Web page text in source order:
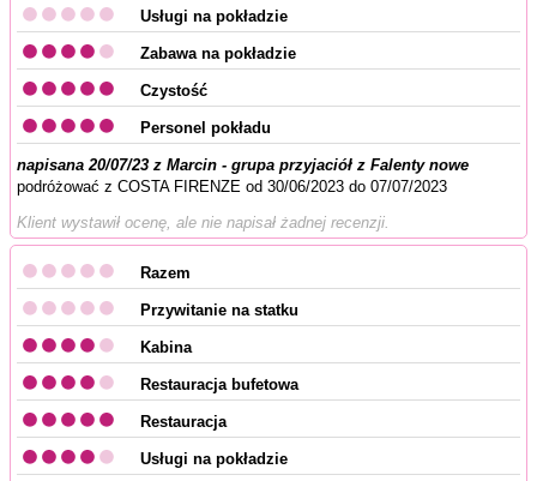
Usługi na pokładzie
Zabawa na pokładzie
Czystość
Personel pokładu
napisana 20/07/23 z Marcin - grupa przyjaciół z Falenty nowe
podróżować z COSTA FIRENZE od 30/06/2023 do 07/07/2023
Klient wystawił ocenę, ale nie napisał żadnej recenzji.
Razem
Przywitanie na statku
Kabina
Restauracja bufetowa
Restauracja
Usługi na pokładzie